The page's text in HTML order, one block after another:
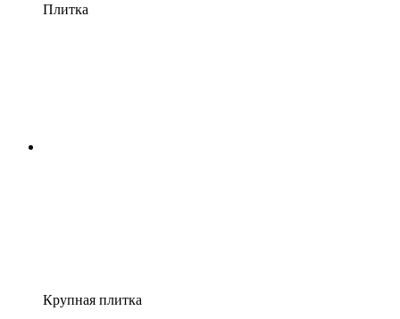
Плитка
Крупная плитка